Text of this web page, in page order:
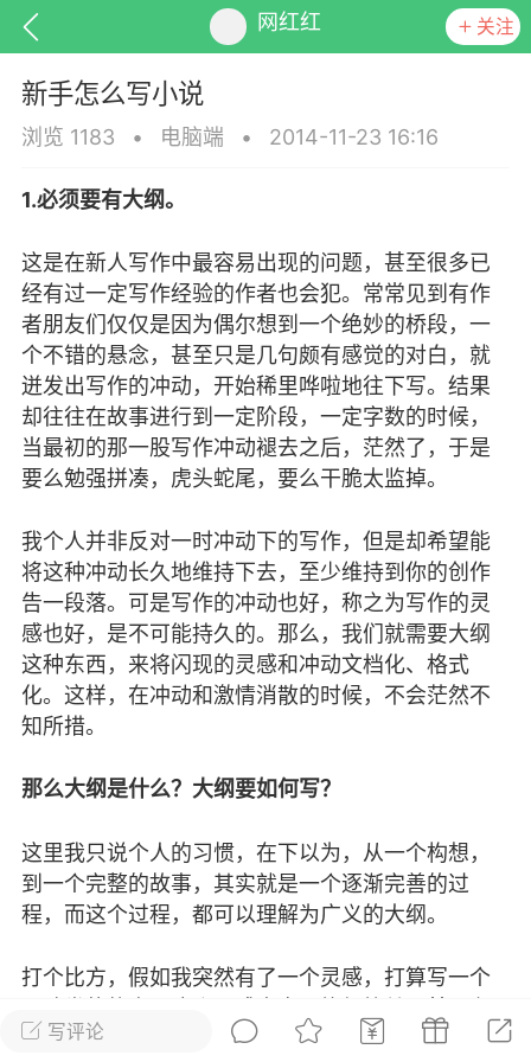
网红红 关注
动态 小说 商城
任务
眸间流动（随笔）
[原创] 热情就在明眸间流动（随笔） -
目光中的得失，感谢了什么？记住了
什么？ 在我的...
#写随笔 #推文
格和性格不是一成不变的，尤其是16岁到30岁
过一些不错的文字，也写了不少烂文章，无论
1
写评论
新手怎么写小说
浏览 1183 • 电脑端 • 2014-11-23 16:16
1.必须要有大纲。
这是在新人写作中最容易出现的问题，甚至很多已
经有过一定写作经验的作者也会犯。常常见到有作
者朋友们仅仅是因为偶尔想到一个绝妙的桥段，一
个不错的悬念，甚至只是几句颇有感觉的对白，就
迸发出写作的冲动，开始稀里哗啦地往下写。结果
却往往在故事进行到一定阶段，一定字数的时候，
当最初的那一股写作冲动褪去之后，茫然了，于是
要么勉强拼凑，虎头蛇尾，要么干脆太监掉。
我个人并非反对一时冲动下的写作，但是却希望能
将这种冲动长久地维持下去，至少维持到你的创作
告一段落。可是写作的冲动也好，称之为写作的灵
感也好，是不可能持久的。那么，我们就需要大纲
这种东西，来将闪现的灵感和冲动文档化、格式
化。这样，在冲动和激情消散的时候，不会茫然不
知所措。
那么大纲是什么？大纲要如何写？
这里我只说个人的习惯，在下以为，从一个构想，
到一个完整的故事，其实就是一个逐渐完善的过
程，而这个过程，都可以理解为广义的大纲。
打个比方，假如我突然有了一个灵感，打算写一个
可能只是一句话，一个矛盾，或者一个桥段。没关